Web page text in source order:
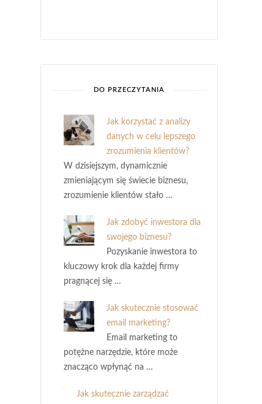
DO PRZECZYTANIA
Jak korzystać z analizy
danych w celu lepszego
zrozumienia klientów?
W dzisiejszym, dynamicznie
zmieniającym się świecie biznesu,
zrozumienie klientów stało …
Jak zdobyć inwestora dla
swojego biznesu?
Pozyskanie inwestora to
kluczowy krok dla każdej firmy
pragnącej się …
Jak skutecznie stosować
email marketing?
Email marketing to
potężne narzędzie, które może
znacząco wpłynąć na …
Jak skutecznie zarządzać